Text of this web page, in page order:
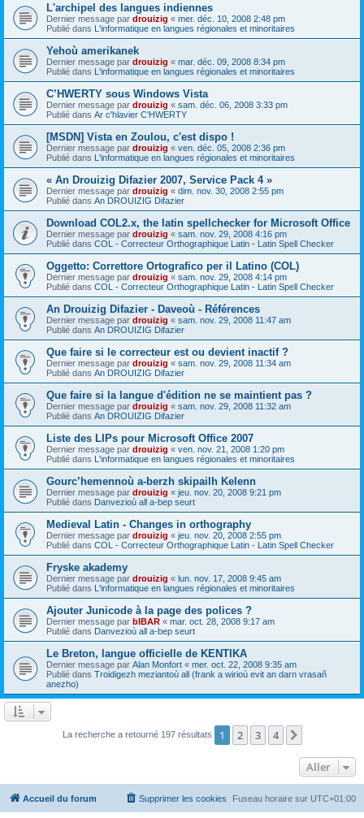
L'archipel des langues indiennes
Dernier message par drouizig « mer. déc. 10, 2008 2:48 pm
Publié dans L'informatique en langues régionales et minoritaires
Yehoù amerikanek
Dernier message par drouizig « mar. déc. 09, 2008 8:34 pm
Publié dans L'informatique en langues régionales et minoritaires
C’HWERTY sous Windows Vista
Dernier message par drouizig « sam. déc. 06, 2008 3:33 pm
Publié dans Ar c'hlavier C'HWERTY
[MSDN] Vista en Zoulou, c'est dispo !
Dernier message par drouizig « ven. déc. 05, 2008 2:36 pm
Publié dans L'informatique en langues régionales et minoritaires
« An Drouizig Difazier 2007, Service Pack 4 »
Dernier message par drouizig « dim. nov. 30, 2008 2:55 pm
Publié dans An DROUIZIG Difazier
Download COL2.x, the latin spellchecker for Microsoft Office
Dernier message par drouizig « sam. nov. 29, 2008 4:16 pm
Publié dans COL - Correcteur Orthographique Latin - Latin Spell Checker
Oggetto: Correttore Ortografico per il Latino (COL)
Dernier message par drouizig « sam. nov. 29, 2008 4:14 pm
Publié dans COL - Correcteur Orthographique Latin - Latin Spell Checker
An Drouizig Difazier - Daveoù - Références
Dernier message par drouizig « sam. nov. 29, 2008 11:47 am
Publié dans An DROUIZIG Difazier
Que faire si le correcteur est ou devient inactif ?
Dernier message par drouizig « sam. nov. 29, 2008 11:34 am
Publié dans An DROUIZIG Difazier
Que faire si la langue d'édition ne se maintient pas ?
Dernier message par drouizig « sam. nov. 29, 2008 11:32 am
Publié dans An DROUIZIG Difazier
Liste des LIPs pour Microsoft Office 2007
Dernier message par drouizig « ven. nov. 21, 2008 1:20 pm
Publié dans L'informatique en langues régionales et minoritaires
Gourc’hemennoù a-berzh skipailh Kelenn
Dernier message par drouizig « jeu. nov. 20, 2008 9:21 pm
Publié dans Danvezioù all a-bep seurt
Medieval Latin - Changes in orthography
Dernier message par drouizig « jeu. nov. 20, 2008 2:55 pm
Publié dans COL - Correcteur Orthographique Latin - Latin Spell Checker
Fryske akademy
Dernier message par drouizig « lun. nov. 17, 2008 9:45 am
Publié dans L'informatique en langues régionales et minoritaires
Ajouter Junicode à la page des polices ?
Dernier message par bIBAR « mar. oct. 28, 2008 9:17 am
Publié dans Danvezioù all a-bep seurt
Le Breton, langue officielle de KENTIKA
Dernier message par Alan Monfort « mer. oct. 22, 2008 9:35 am
Publié dans Troidigezh meziantoù all (frank a wirioù evit an darn vrasañ
anezho)
La recherche a retourné 197 résultats 1 2 3 4
Aller
Accueil du forum Fuseau horaire sur UTC+01:00
Supprimer les cookies